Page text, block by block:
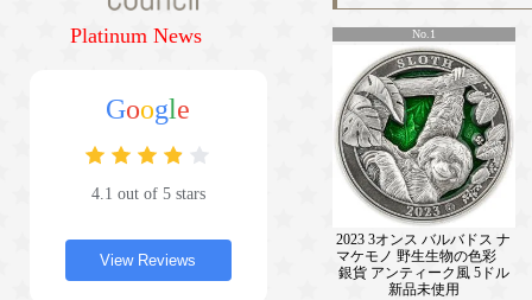
Platinum News
Google
4.1 out of 5 stars
View Reviews
No.1
2023 3オンス バルバドス ナ
マケモノ 野生生物の色彩
銀貨 アンティーク風 5ドル
新品未使用